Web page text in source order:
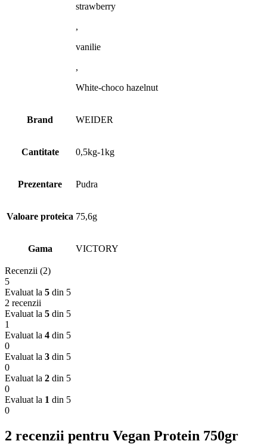
strawberry
,
vanilie
,
White-choco hazelnut
Brand WEIDER
Cantitate 0,5kg-1kg
Prezentare Pudra
Valoare proteica 75,6g
Gama VICTORY
Recenzii (2)
5
Evaluat la 5 din 5
2 recenzii
Evaluat la 5 din 5
1
Evaluat la 4 din 5
0
Evaluat la 3 din 5
0
Evaluat la 2 din 5
0
Evaluat la 1 din 5
0
2 recenzii pentru Vegan Protein 750gr